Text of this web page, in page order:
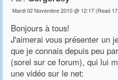
Mardi 02 Novembre 2010 @ 12:17 (Read
Bonjours à tous!
J'aimerai vous présenter un
que je connais depuis peu
(sorel sur ce forum), qui lui
une vidéo sur le net: